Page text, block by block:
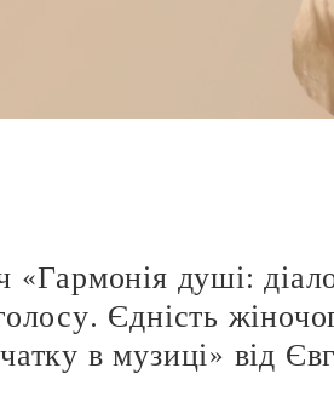
«Гармонія душі:
Єдність
в музиці» від